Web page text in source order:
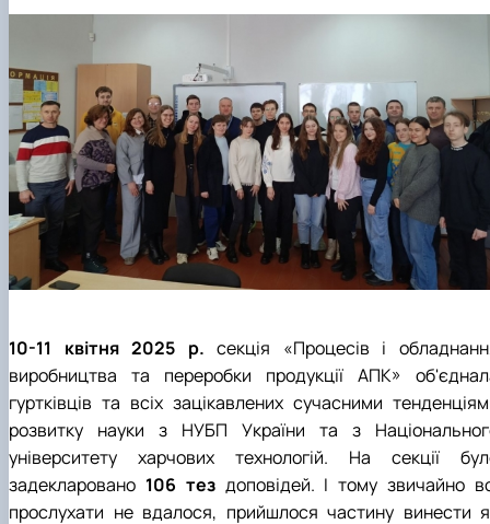
10-11 квітня 2025 р. секція «Процесів і
виробництва та переробки продукції АПК»
гуртківців та всіх зацікавлених сучасними
розвитку науки з НУБП України та з
університету харчових технологій. На секції
задекларовано 106 тездоповідей. І тому звичайно
прослухати не вдалося, прийшлося частину винести